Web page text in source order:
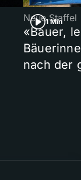
1 Min
Neue Staffel
«Bauer,
nach der